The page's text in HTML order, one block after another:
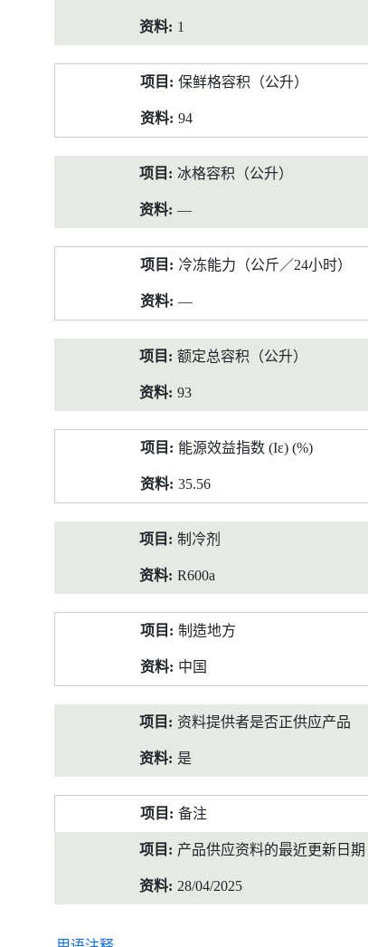
1
保鲜格容积（公升）
94
冰格容积（公升）
—
冷冻能力（公斤／24小时）
—
额定总容积（公升）
93
能源效益指数 (Iε) (%)
35.56
制冷剂
R600a
制造地方
中国
资料提供者是否正供应产品
是
备注
产品供应资料的最近更新日期
28/04/2025